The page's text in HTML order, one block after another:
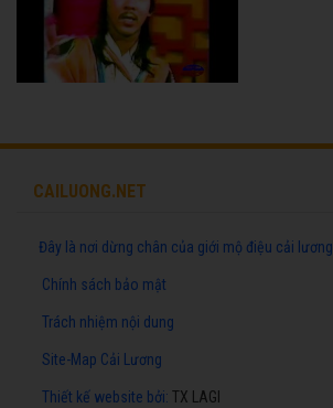
CAILUONG.NET
Đây là nơi dừng chân của giới mộ điệu cải lương
Chính sách bảo mật
Trách nhiệm nội dung
Site-Map Cải Lương
Thiết kế website bởi: TX LAGI